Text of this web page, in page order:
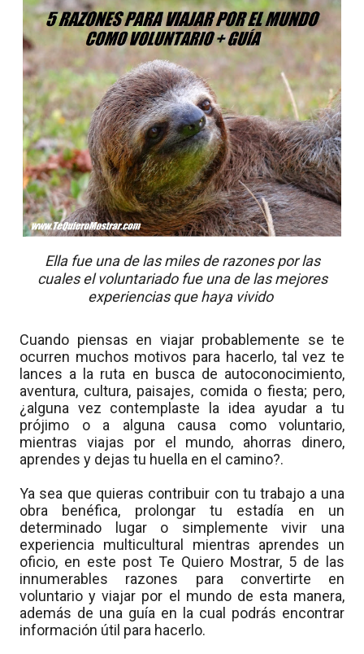
Ella fue una de las miles de razones por las
cuales el voluntariado fue una de las mejores
experiencias que haya vivido
Cuando piensas en viajar probablemente se te
ocurren muchos motivos para hacerlo, tal vez te
lances a la ruta en busca de autoconocimiento,
aventura, cultura, paisajes, comida o fiesta; pero,
¿alguna vez contemplaste la idea ayudar a tu
prójimo o a alguna causa como voluntario,
mientras viajas por el mundo, ahorras dinero,
aprendes y dejas tu huella en el camino?.
Ya sea que quieras contribuir con tu trabajo a una
obra benéfica, prolongar tu estadía en un
determinado lugar o simplemente vivir una
experiencia multicultural mientras aprendes un
oficio, en este post Te Quiero Mostrar, 5 de las
innumerables razones para convertirte en
voluntario y viajar por el mundo de esta manera,
además de una guía en la cual podrás encontrar
información útil para hacerlo.